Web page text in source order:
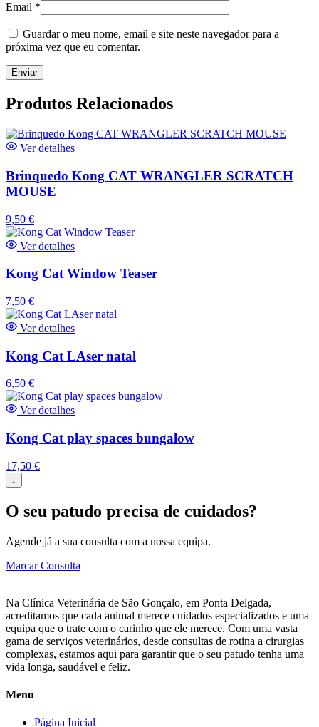
Email *
Guardar o meu nome, email e site neste navegador para a
próxima vez que eu comentar.
Produtos Relacionados
Ver detalhes
Brinquedo Kong CAT WRANGLER SCRATCH
MOUSE
9,50 €
Ver detalhes
Kong Cat Window Teaser
7,50 €
Ver detalhes
Kong Cat LAser natal
6,50 €
Ver detalhes
Kong Cat play spaces bungalow
17,50 €
↓
O seu patudo precisa de cuidados?
Agende já a sua consulta com a nossa equipa.
Marcar Consulta
Na Clínica Veterinária de São Gonçalo, em Ponta Delgada,
acreditamos que cada animal merece cuidados especializados e uma
equipa que o trate com o carinho que ele merece. Com uma vasta
gama de serviços veterinários, desde consultas de rotina a cirurgias
complexas, estamos aqui para garantir que o seu patudo tenha uma
vida longa, saudável e feliz.
Menu
Página Inicial